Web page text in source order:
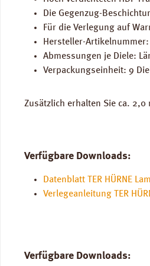
Die Gegenzug-
Für die Verlegung auf
Hersteller-
Abmessungen je Diele:
Verpackungseinheit: 9
Zusätzlich erhalten Sie ca.
Verfügbare Downloads:
Datenblatt TER HÜRNE
Verlegeanleitung TER
Verfügbare Downloads: